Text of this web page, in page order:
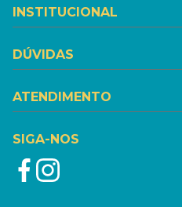
INSTITUCIONAL
DÚVIDAS
ATENDIMENTO
SIGA-NOS